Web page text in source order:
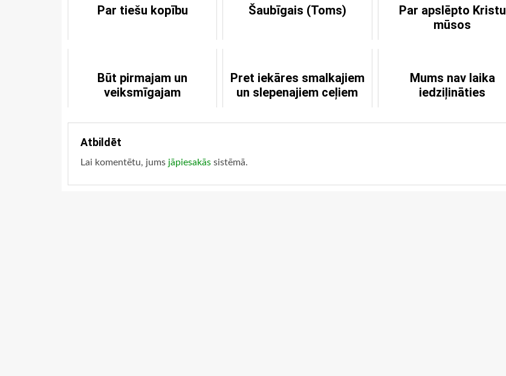
Par tiešu kopību Šaubīgais (Toms)
Par apslēpto Kristu
mūsos
Būt pirmajam un
veiksmīgajam
Pret iekāres smalkajiem
un slepenajiem ceļiem
Mums nav laika
iedziļināties
Atbildēt
Lai komentētu, jums jāpiesakās sistēmā.